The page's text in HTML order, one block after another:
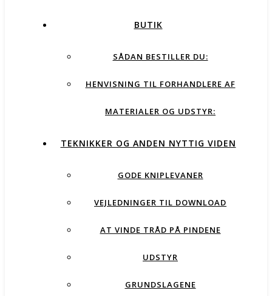
BUTIK
SÅDAN BESTILLER DU:
HENVISNING TIL FORHANDLERE AF
MATERIALER OG UDSTYR:
TEKNIKKER OG ANDEN NYTTIG VIDEN
GODE KNIPLEVANER
VEJLEDNINGER TIL DOWNLOAD
AT VINDE TRÅD PÅ PINDENE
UDSTYR
GRUNDSLAGENE